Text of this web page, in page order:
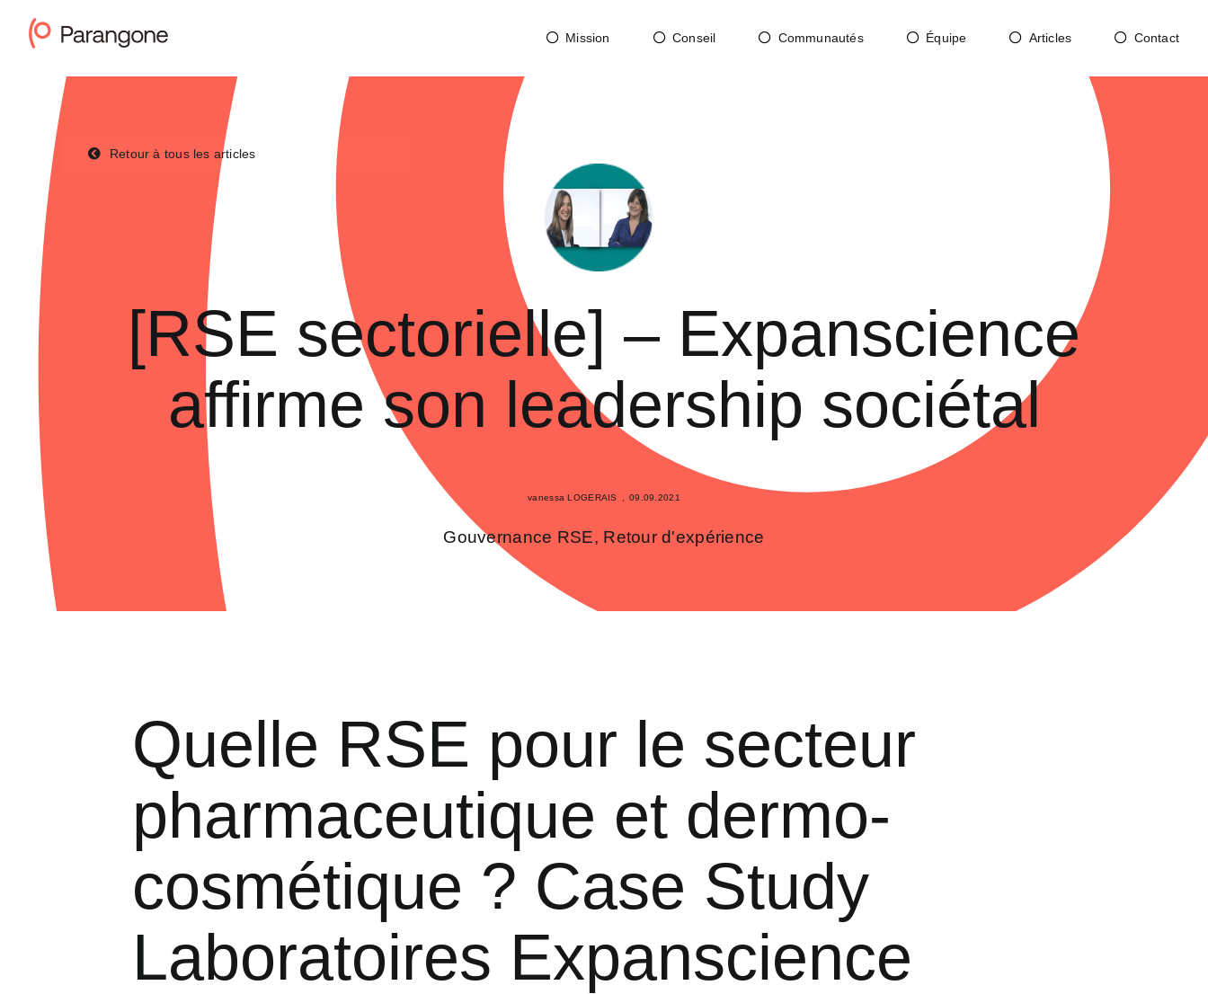
Mission Conseil Communautés Équipe Articles Contact
Retour à tous les articles
[RSE sectorielle] – Expanscience
affirme son leadership sociétal
vanessa LOGERAIS 09.09.2021
Gouvernance RSE, Retour d'expérience
Quelle RSE pour le secteur
pharmaceutique et dermo-
cosmétique ? Case Study
Laboratoires Expanscience